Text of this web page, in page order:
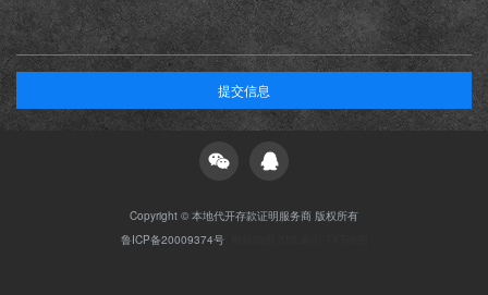
提交信息
Copyright © 本地代开存款证明服务商 版权所有
鲁ICP备20009374号